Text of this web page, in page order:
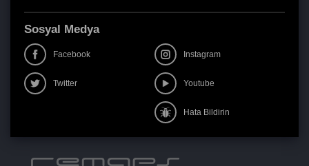
Sosyal Medya
Facebook Instagram
Twitter Youtube
Hata Bildirin